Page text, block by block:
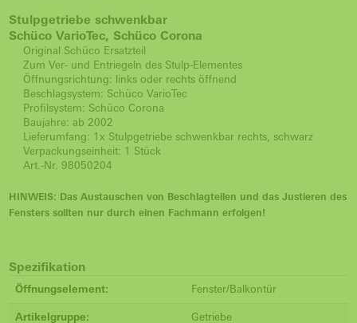
Stulpgetriebe schwenkbar
Schüco VarioTec, Schüco Corona
Original Schüco Ersatzteil
Zum Ver- und Entriegeln des Stulp-Elementes
Öffnungsrichtung: links oder rechts öffnend
Beschlagsystem: Schüco VarioTec
Profilsystem: Schüco Corona
Baujahre: ab 2002
Lieferumfang: 1x Stulpgetriebe schwenkbar rechts, schwarz
Verpackungseinheit: 1 Stück
Art.-Nr. 98050204
HINWEIS: Das Austauschen von Beschlagteilen und das Justieren des
Fensters sollten nur durch einen Fachmann erfolgen!
Spezifikation
Öffnungselement: Fenster/Balkontür
Artikelgruppe: Getriebe